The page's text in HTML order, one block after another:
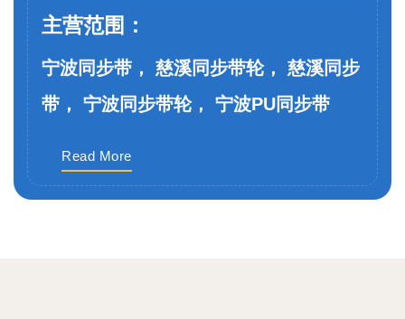
主营范围：
宁波同步带， 慈溪同步带轮， 慈溪同步
带， 宁波同步带轮， 宁波PU同步带
Read More